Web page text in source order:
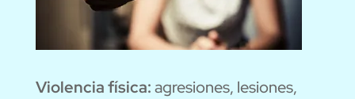
Violencia física:agresiones, lesiones,